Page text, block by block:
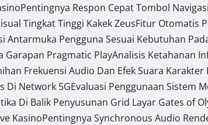
Pentingnya Respon Cepat Tombol
Tingkat Tinggi Kakek ZeusFitur Otomatis
Antarmuka Pengguna Sesuai Kebutuhan
Garapan Pragmatic PlayAnalisis Ketahanan
Frekuensi Audio Dan Efek Suara Karakter
Di Network 5GEvaluasi Penggunaan Sistem
Di Balik Penyusunan Grid Layar Gates of
KasinoPentingnya Synchronous Audio